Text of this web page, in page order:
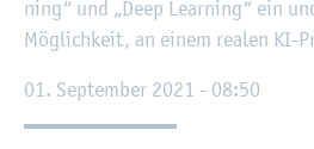
ning“ und „Deep Lear­ning“ ein
Mög­lich­keit, an einem rea­len KI-
01. Sep­tem­ber 2021 - 08:50